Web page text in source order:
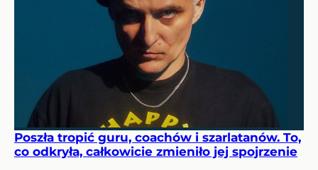
Poszła tropić guru, coachów i szarlatanów. To,
co odkryła, całkowicie zmieniło jej spojrzenie